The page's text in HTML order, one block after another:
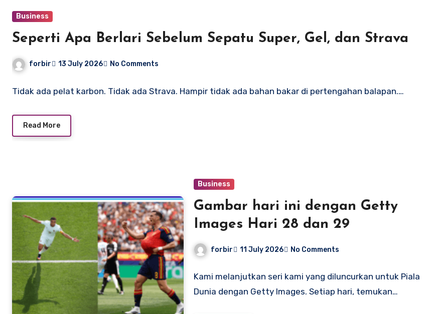
Business
Seperti Apa Berlari Sebelum Sepatu Super, Gel, dan Strava
forbir 13 July 2026 No Comments
Tidak ada pelat karbon. Tidak ada Strava. Hampir tidak ada bahan bakar di pertengahan balapan.…
Read More
Business
Gambar hari ini dengan Getty
Images Hari 28 dan 29
forbir 11 July 2026 No Comments
Kami melanjutkan seri kami yang diluncurkan untuk Piala
Dunia dengan Getty Images. Setiap hari, temukan…